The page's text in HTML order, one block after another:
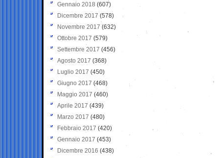
Gennaio 2018 (607)
Dicembre 2017 (578)
Novembre 2017 (632)
Ottobre 2017 (579)
Settembre 2017 (456)
Agosto 2017 (368)
Luglio 2017 (450)
Giugno 2017 (468)
Maggio 2017 (460)
Aprile 2017 (439)
Marzo 2017 (480)
Febbraio 2017 (420)
Gennaio 2017 (453)
Dicembre 2016 (438)